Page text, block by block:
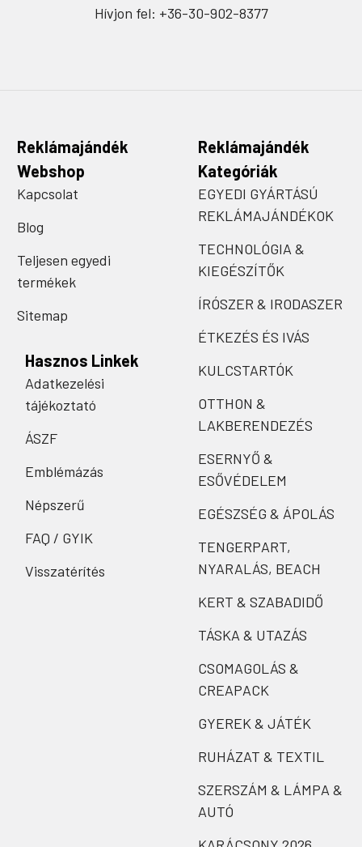
Hívjon fel: +36-30-902-8377
Reklámajándék
Webshop
Kapcsolat
Blog
Teljesen egyedi
termékek
Sitemap
Hasznos Linkek
Adatkezelési
tájékoztató
ÁSZF
Emblémázás
Népszerű
FAQ / GYIK
Visszatérítés
Reklámajándék
Kategóriák
EGYEDI GYÁRTÁSÚ
REKLÁMAJÁNDÉKOK
TECHNOLÓGIA &
KIEGÉSZÍTŐK
ÍRÓSZER & IRODASZER
ÉTKEZÉS ÉS IVÁS
KULCSTARTÓK
OTTHON &
LAKBERENDEZÉS
ESERNYŐ &
ESŐVÉDELEM
EGÉSZSÉG & ÁPOLÁS
TENGERPART,
NYARALÁS, BEACH
KERT & SZABADIDŐ
TÁSKA & UTAZÁS
CSOMAGOLÁS &
CREAPACK
GYEREK & JÁTÉK
RUHÁZAT & TEXTIL
SZERSZÁM & LÁMPA &
AUTÓ